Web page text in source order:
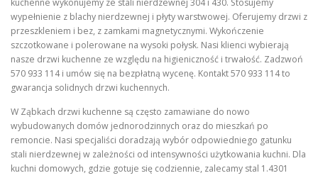
kuchenne wykonujemy ze stali nierdzewnej 304 i 430. Stosujemy
wypełnienie z blachy nierdzewnej i płyty warstwowej. Oferujemy drzwi z
przeszkleniem i bez, z zamkami magnetycznymi. Wykończenie
szczotkowane i polerowane na wysoki połysk. Nasi klienci wybierają
nasze drzwi kuchenne ze względu na higieniczność i trwałość. Zadzwoń
570 933 114 i umów się na bezpłatną wycenę. Kontakt 570 933 114 to
gwarancja solidnych drzwi kuchennych.
W Ząbkach drzwi kuchenne są często zamawiane do nowo
wybudowanych domów jednorodzinnych oraz do mieszkań po
remoncie. Nasi specjaliści doradzają wybór odpowiedniego gatunku
stali nierdzewnej w zależności od intensywności użytkowania kuchni. Dla
kuchni domowych, gdzie gotuje się codziennie, zalecamy stal 1.4301